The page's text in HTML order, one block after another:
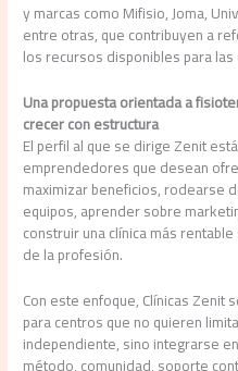
y marcas como Mifisio, Joma,
entre otras, que contribuyen a
los recursos disponibles para
Una propuesta orientada a
crecer con estructura
El perfil al que se dirige Zenit
emprendedores que desean
maximizar beneficios, rodearse
equipos, aprender sobre
construir una clínica más
de la profesión.
Con este enfoque, Clínicas Zenit
para centros que no quieren
independiente, sino integrarse